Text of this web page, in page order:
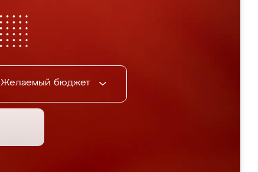
Желаемый бюджет